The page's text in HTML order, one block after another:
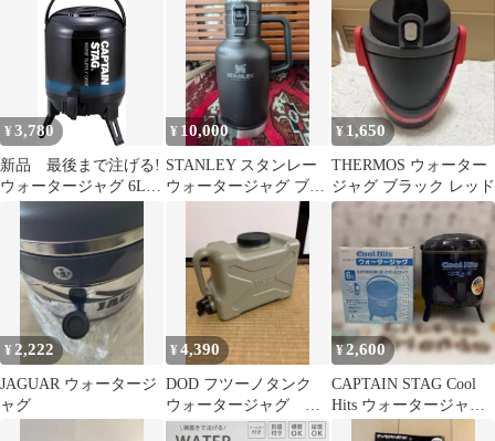
¥3,780
新品 最後まで注げる!
ウォータージャグ 6L
(ネイビー) UE-2026
¥ 10,000
STANLEY スタンレー
ウォータージャグ ブラ
¥ 1,650
THERMOS ウォーター
ジャグ ブラック レッド
¥ 2,222
JAGUAR ウォータージ
ャグ
¥4,390
DOD フツーノタンク
ウォータージャグ
10L
¥2,600
CAPTAIN STAG Cool
Hits ウォータージャグ